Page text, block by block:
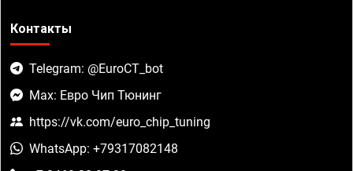
Контакты
Telegram: @EuroCT_bot
Max: Евро Чип Тюнинг
https://vk.com/euro_chip_tuning
WhatsApp: +79317082148